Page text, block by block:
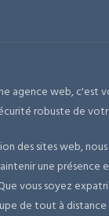
agence web, c'est
robuste de
des sites web,
une présence
vous soyez
de tout à distance